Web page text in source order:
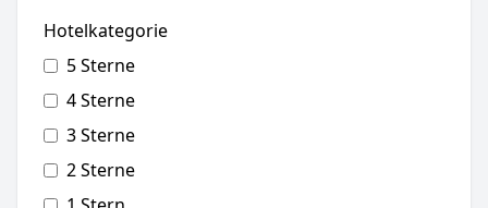
Hotelkategorie
5 Sterne
4 Sterne
3 Sterne
2 Sterne